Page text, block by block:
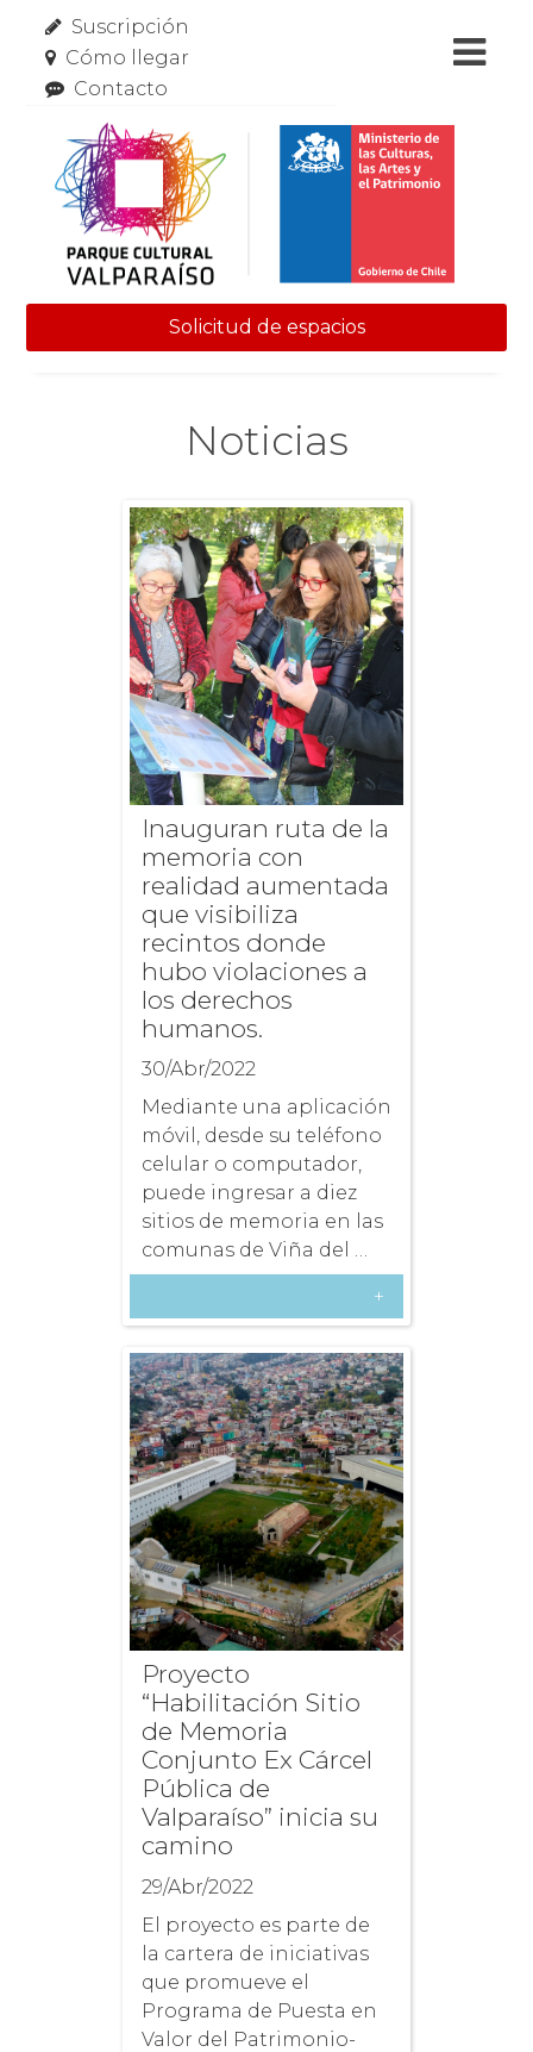
Suscripción
Cómo llegar
Contacto
Solicitud de espacios
Noticias
Inauguran ruta de la
memoria con
realidad aumentada
que visibiliza
recintos donde
hubo violaciones a
los derechos
humanos.
30/Abr/2022
Mediante una aplicación
móvil, desde su teléfono
celular o computador,
puede ingresar a diez
sitios de memoria en las
comunas de Viña del …
+
Proyecto
“Habilitación Sitio
de Memoria
Conjunto Ex Cárcel
Pública de
Valparaíso” inicia su
camino
29/Abr/2022
El proyecto es parte de
la cartera de iniciativas
que promueve el
Programa de Puesta en
Valor del Patrimonio-